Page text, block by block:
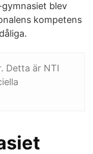
blev
kompetens
Detta är NTI